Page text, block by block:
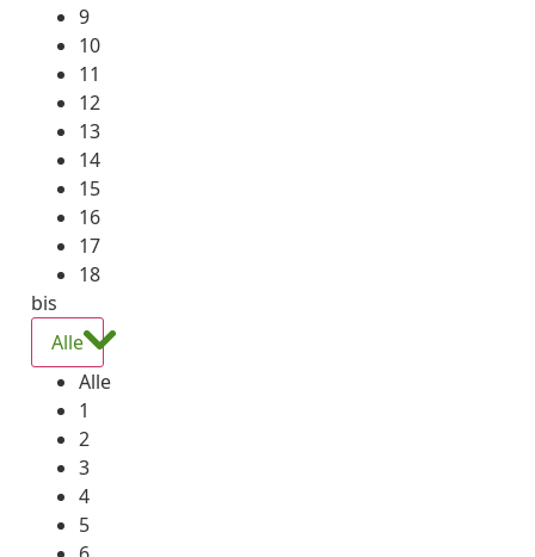
9
10
11
12
13
14
15
16
17
18
bis
Alle
Alle
1
2
3
4
5